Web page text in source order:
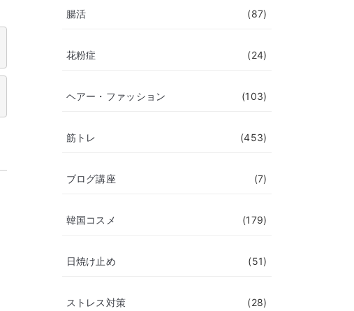
腸活 (87)
花粉症 (24)
ヘアー・ファッション (103)
筋トレ (453)
ブログ講座 (7)
韓国コスメ (179)
日焼け止め (51)
ストレス対策 (28)